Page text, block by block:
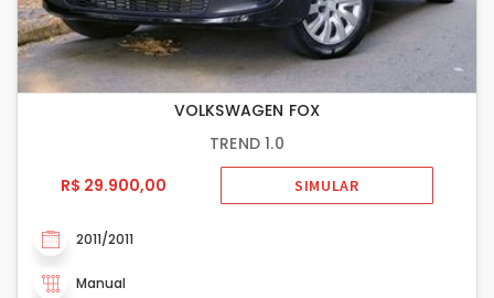
VOLKSWAGEN FOX
TREND 1.0
R$ 29.900,00
SIMULAR
2011/2011
Manual